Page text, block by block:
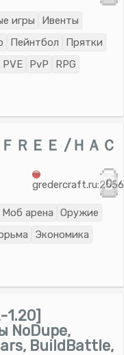
игры
Ивенты
Пейнтбол
Прятки
PVE PvP
RPG
ＲＥＥ /ＨＡＣ
0
Моб арена
Оружие
Экономика
NoDupe,
BuildBattle,